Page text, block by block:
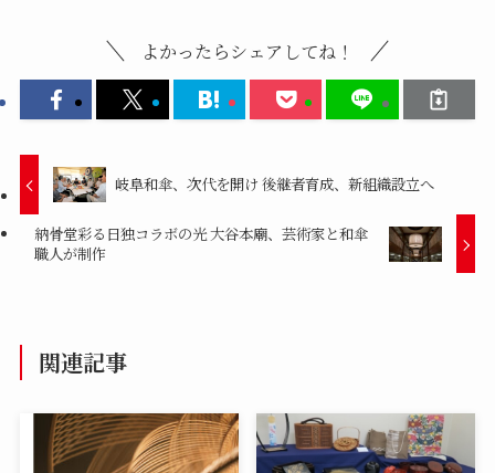
よかったらシェアしてね！
岐阜和傘、次代を開け 後継者育成、新組織設立へ
納骨堂彩る日独コラボの光 大谷本廟、芸術家と和傘
職人が制作
関連記事